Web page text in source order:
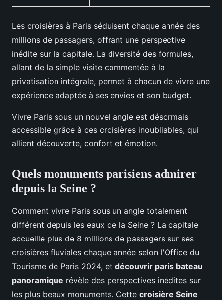
Les croisières à Paris séduisent chaque année des
millions de passagers, offrant une perspective
inédite sur la capitale. La diversité des formules,
allant de la simple visite commentée à la
privatisation intégrale, permet à chacun de vivre une
expérience adaptée à ses envies et son budget.
Vivre Paris sous un nouvel angle est désormais
accessible grâce à ces croisières inoubliables, qui
allient découverte, confort et émotion.
Quels monuments parisiens admirer
depuis la Seine ?
Comment vivre Paris sous un angle totalement
différent depuis les eaux de la Seine ? La capitale
accueille plus de 8 millions de passagers sur ses
croisières fluviales chaque année selon l'Office du
Tourisme de Paris 2024, et découvrir paris bateau
panoramique révèle des perspectives inédites sur
les plus beaux monuments. Cette croisière Seine